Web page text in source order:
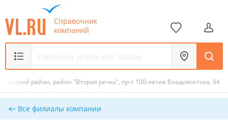
Справочник
компаний
район, район "Вторая речка", пр-т 100-летия Владивостока, 94
Все филиалы компании